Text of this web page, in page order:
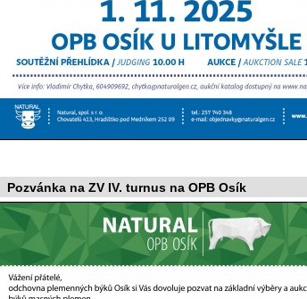
Pozvánka na ZV IV. turnus na OPB Osík